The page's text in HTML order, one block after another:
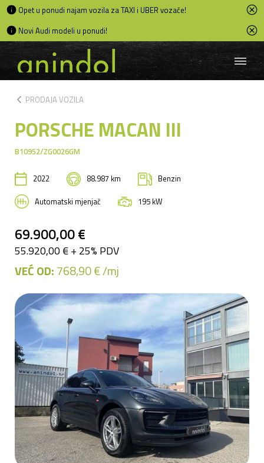
Opet u ponudi najam vozila za TAXI i UBER vozače!
Novi Audi modeli u ponudi!
chevron_left PRODAJA VOZILA
PORSCHE MACAN III
B10952/ZG0026GM
2022 88.987 km
Benzin
Automatski mjenjač
195 kW
69.900,00 €
55.920,00 € + 25% PDV
VEĆ OD: 768,90 € /mj